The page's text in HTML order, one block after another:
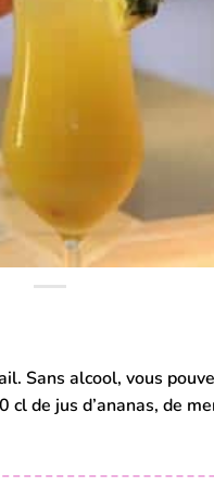
Sans alcool, vous
de jus d’ananas, de